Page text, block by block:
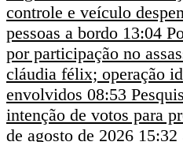
controle e veículo
pessoas a bordo 13:04
por participação no
cláudia félix; operação
envolvidos 08:53
intenção de votos para
de agosto de 2026 15:32